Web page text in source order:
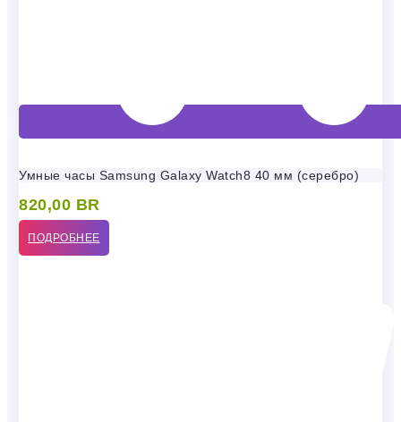
Умные часы Samsung Galaxy Watch8 40 мм (серебро)
820,00 BR
ПОДРОБНЕЕ